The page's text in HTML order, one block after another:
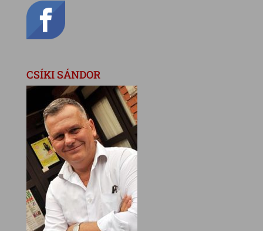
CSÍKI SÁNDOR